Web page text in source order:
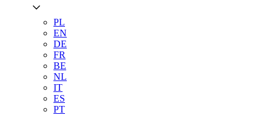
PL
EN
DE
FR
BE
NL
IT
ES
PT